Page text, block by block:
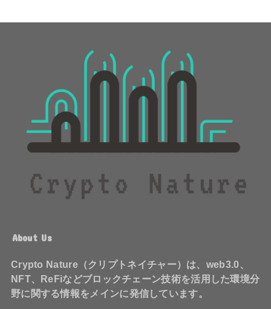
About Us
Crypto Nature（クリプトネイチャー）は、web3.0、
NFT、ReFiなどブロックチェーン技術を活用した環境分
野に関する情報をメインに発信しています。